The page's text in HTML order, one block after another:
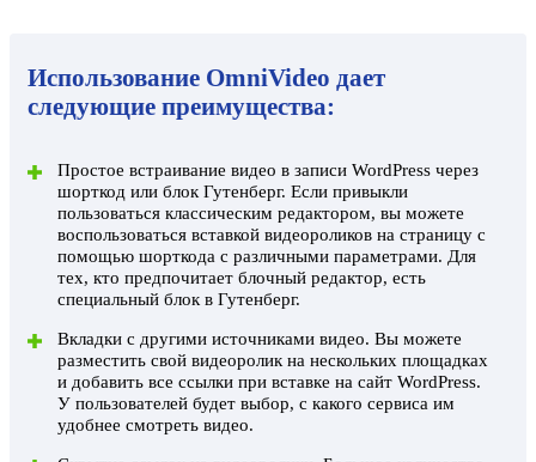
Использование OmniVideo дает
следующие преимущества:
Простое встраивание видео в записи WordPress через
шорткод или блок Гутенберг. Если привыкли
пользоваться классическим редактором, вы можете
воспользоваться вставкой видеороликов на страницу с
помощью шорткода с различными параметрами. Для
тех, кто предпочитает блочный редактор, есть
специальный блок в Гутенберг.
Вкладки с другими источниками видео. Вы можете
разместить свой видеоролик на нескольких площадках
и добавить все ссылки при вставке на сайт WordPress.
У пользователей будет выбор, с какого сервиса им
удобнее смотреть видео.